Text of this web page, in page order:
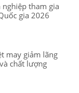
tham gia
gia 2026
may giảm lãng
chất lượng